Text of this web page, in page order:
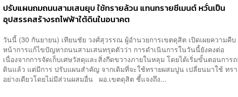
ปรับแผนถมถนนสามเสนยุบ ใช้ทรายล้วน แทนทรายซีเมนต์ หวั่นเป็น
อุปสรรคสร้างรถไฟฟ้าใต้ดินในอนาคต
วันนี้ (30 กันยายน) เทียนชัย วงศ์สุวรรณ ผู้อำนวยการเขตดุสิต เปิดเผยความคืบ
หน้าการแก้ไขปัญหาถนนสามเสนทรุดตัวว่า การดำเนินการในวันนี้ยังคงต่อ
เนื่องจากการจัดเก็บเศษวัสดุและสิ่งกีดขวางภายในหลุม โดยได้เริ่มขั้นตอนการ
ดินแล้ว แต่มีการ ปรับแผนสำคัญ จากเดิมที่จะใช้ทรายผสมปูน เปลี่ยนมาใช้ ทร
อย่างเดียวโดยไม่มีส่วนผสมอื่น ผอ.เขตดุสิต ชี้แจงถึง...